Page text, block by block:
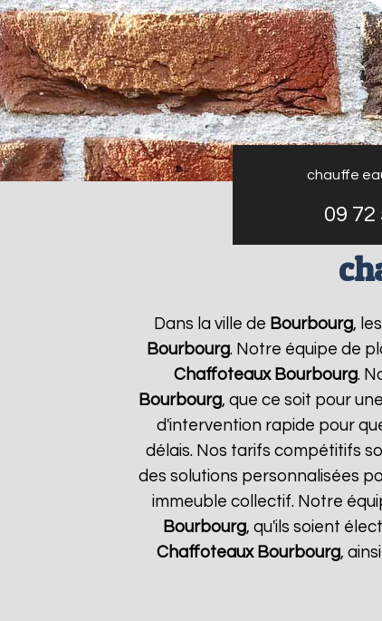
chauffe
09 72
Dans la ville de Bourbourg,
Bourbourg. Notre équipe de
Chaffoteaux Bourbourg.
Bourbourg, que ce soit pour
d'intervention rapide pour
délais. Nos tarifs compétitifs
des solutions personnalisées
immeuble collectif. Notre
Bourbourg, qu'ils soient
Chaffoteaux Bourbourg,